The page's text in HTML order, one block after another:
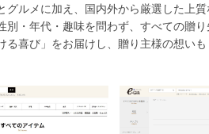
グルメに加え、国内外から厳選した上
別・年代・趣味を問わず、すべての贈
る喜び」をお届けし、贈り主様の想い